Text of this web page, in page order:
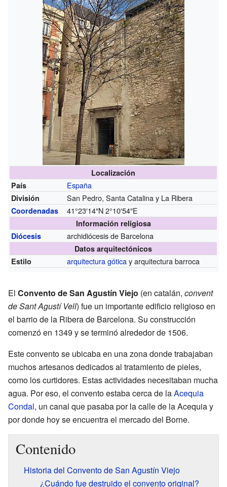
Localización
País
España
División San Pedro, Santa Catalina y La Ribera
Coordenadas 41°23′14″N2°10′54″E
Información religiosa
Diócesis
archidiócesis de Barcelona
Datos arquitectónicos
Estilo
arquitectura góticay arquitectura barroca
El Convento de San Agustín Viejo (en catalán, convent
de Sant Agustí Vell) fue un importante edificio religioso en
el barrio de la Ribera de Barcelona. Su construcción
comenzó en 1349 y se terminó alrededor de 1506.
Este convento se ubicaba en una zona donde trabajaban
muchos artesanos dedicados al tratamiento de pieles,
como los curtidores. Estas actividades necesitaban mucha
agua. Por eso, el convento estaba cerca de laAcequia
Condal, un canal que pasaba por la calle de la Acequia y
por donde hoy se encuentra el mercado del Borne.
Contenido
Historia del Convento de San Agustín Viejo
¿Cuándo fue destruido el convento original?